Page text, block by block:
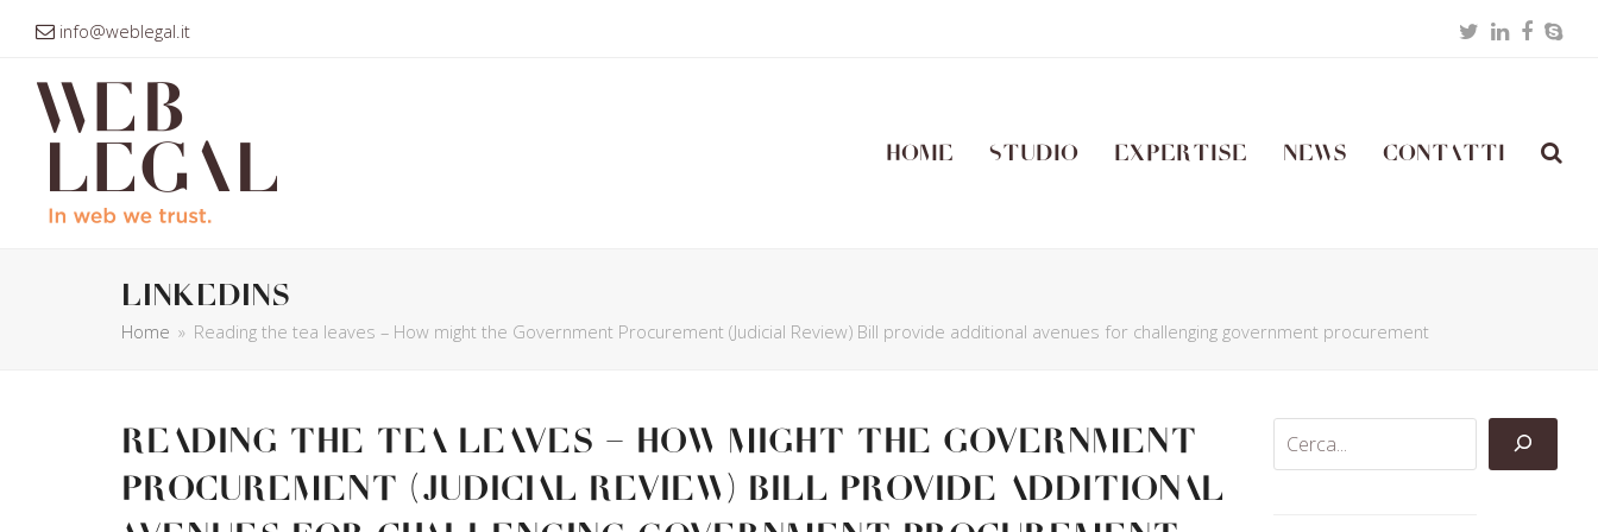
info@weblegal.it TwitterLinkedIn
Home Studio Expertise News Contatti
linkedins
Home » Reading the tea leaves – How might the Government Procurement (Judicial Review) Bill provide additional avenues for challenging government procurement
Reading the tea leaves – How might the Government
Procurement (Judicial Review) Bill provide additional